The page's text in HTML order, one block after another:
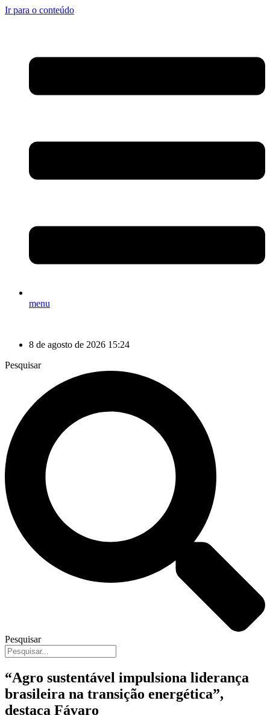
Ir para o conteúdo
menu
8 de agosto de 2026 15:24
Pesquisar
Pesquisar
“Agro sustentável impulsiona liderança
brasileira na transição energética”,
destaca Fávaro